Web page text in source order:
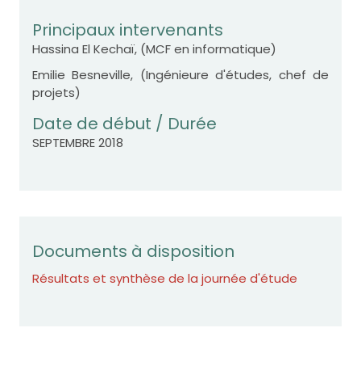
Principaux intervenants
Hassina El Kechaï, (MCF en informatique)
Emilie Besneville, (Ingénieure d'études, chef de
projets)
Date de début / Durée
SEPTEMBRE 2018
Documents à disposition
Résultats et synthèse de la journée d'étude